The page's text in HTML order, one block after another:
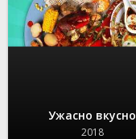
Ужасно вкусно
2018